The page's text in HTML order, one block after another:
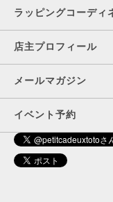
ラッピングコーデ
店主プロフィール
メールマガジン
イベント予約